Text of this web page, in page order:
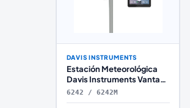
DAVIS INSTRUMENTS
Estación Meteorológica
Davis Instruments Vantage
Vue con Consola
6242 / 6242M